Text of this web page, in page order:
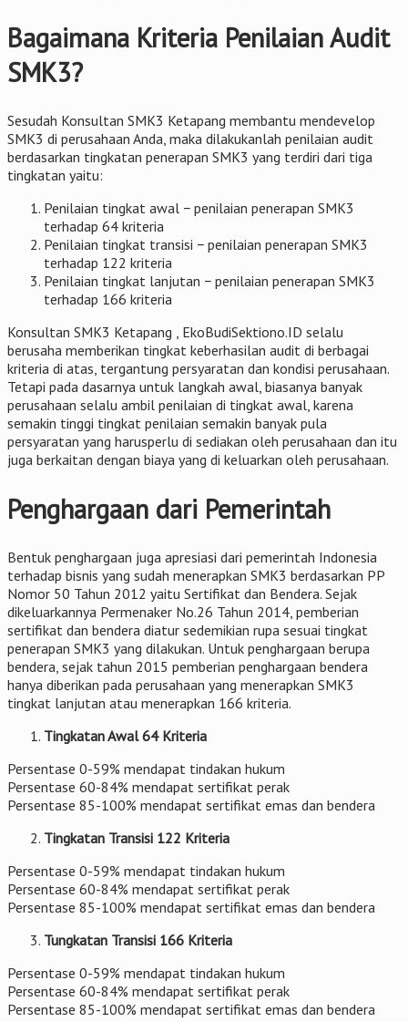
Bagaimana Kriteria Penilaian Audit
SMK3?
Sesudah Konsultan SMK3 Ketapang membantu mendevelop
SMK3 di perusahaan Anda, maka dilakukanlah penilaian audit
berdasarkan tingkatan penerapan SMK3 yang terdiri dari tiga
tingkatan yaitu:
Penilaian tingkat awal − penilaian penerapan SMK3
terhadap 64 kriteria
Penilaian tingkat transisi − penilaian penerapan SMK3
terhadap 122 kriteria
Penilaian tingkat lanjutan − penilaian penerapan SMK3
terhadap 166 kriteria
Konsultan SMK3 Ketapang , EkoBudiSektiono.ID selalu
berusaha memberikan tingkat keberhasilan audit di berbagai
kriteria di atas, tergantung persyaratan dan kondisi perusahaan.
Tetapi pada dasarnya untuk langkah awal, biasanya banyak
perusahaan selalu ambil penilaian di tingkat awal, karena
semakin tinggi tingkat penilaian semakin banyak pula
persyaratan yang harusperlu di sediakan oleh perusahaan dan itu
juga berkaitan dengan biaya yang di keluarkan oleh perusahaan.
Penghargaan dari Pemerintah
Bentuk penghargaan juga apresiasi dari pemerintah Indonesia
terhadap bisnis yang sudah menerapkan SMK3 berdasarkan PP
Nomor 50 Tahun 2012 yaitu Sertifikat dan Bendera. Sejak
dikeluarkannya Permenaker No.26 Tahun 2014, pemberian
sertifikat dan bendera diatur sedemikian rupa sesuai tingkat
penerapan SMK3 yang dilakukan. Untuk penghargaan berupa
bendera, sejak tahun 2015 pemberian penghargaan bendera
hanya diberikan pada perusahaan yang menerapkan SMK3
tingkat lanjutan atau menerapkan 166 kriteria.
Tingkatan Awal 64 Kriteria
Persentase 0-59% mendapat tindakan hukum
Persentase 60-84% mendapat sertifikat perak
Persentase 85-100% mendapat sertifikat emas dan bendera
Tingkatan Transisi 122 Kriteria
Persentase 0-59% mendapat tindakan hukum
Persentase 60-84% mendapat sertifikat perak
Persentase 85-100% mendapat sertifikat emas dan bendera
Tungkatan Transisi 166 Kriteria
Persentase 0-59% mendapat tindakan hukum
Persentase 60-84% mendapat sertifikat perak
Persentase 85-100% mendapat sertifikat emas dan bendera